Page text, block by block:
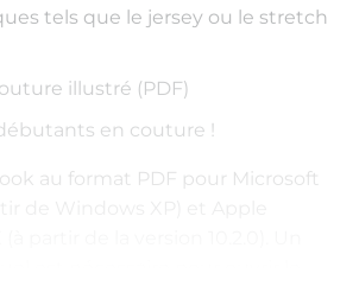
tels que le jersey ou le stretch
illustré (PDF)
en couture !
au format PDF pour Microsoft
Adobe Acrobat Reader à